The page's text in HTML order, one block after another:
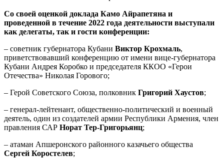
Со своей оценкой доклада Камо Айрапетяна и
проведенной в течение 2022 года деятельности выступали
как делегаты, так и гости конференции:
– советник губернатора Кубани Виктор Крохмаль,
приветствовавший конференцию от имени вице-губернатора
Кубани Андрея Коробко и председателя ККОО «Герои
Отечества» Николая Горового;
– Герой Советского Союза, полковник Григорий Хаустов;
– генерал-лейтенант, общественно-политический и военный
деятель, один из создателей армии Республики Армения, член
правления САР Норат Тер-Григорьянц;
– атаман Апшеронского районного казачьего общества
Сергей Коростелев;